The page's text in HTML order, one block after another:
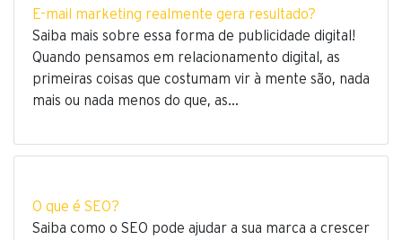
E-mail marketing realmente gera resultado?
Saiba mais sobre essa forma de publicidade digital!
Quando pensamos em relacionamento digital, as
primeiras coisas que costumam vir à mente são, nada
mais ou nada menos do que, as…
O que é SEO?
Saiba como o SEO pode ajudar a sua marca a crescer